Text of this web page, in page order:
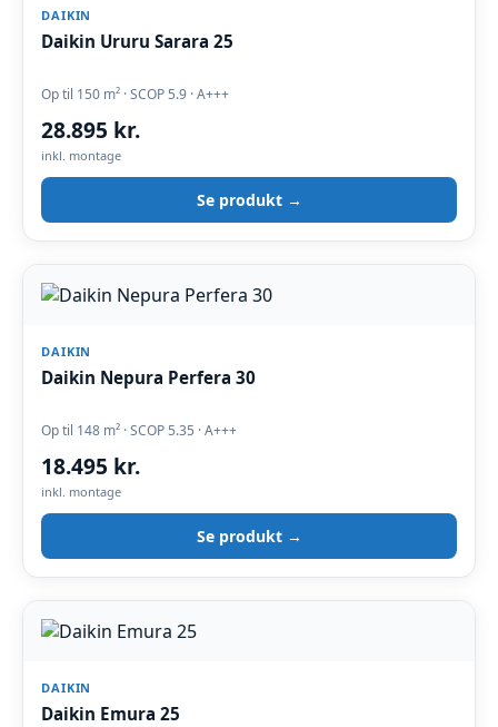
DAIKIN
Daikin Ururu Sarara 25
Op til 150 m² · SCOP 5.9 · A+++
28.895 kr.
inkl. montage
Se produkt →
DAIKIN
Daikin Nepura Perfera 30
Op til 148 m² · SCOP 5.35 · A+++
18.495 kr.
inkl. montage
Se produkt →
DAIKIN
Daikin Emura 25